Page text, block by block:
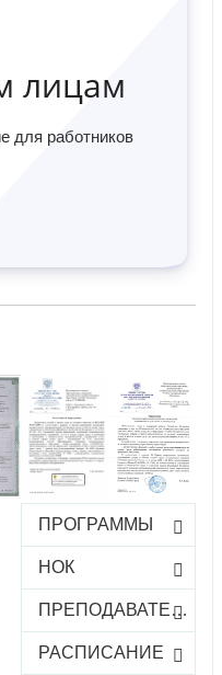
лицам
для работников
ПРОГРАММЫ
НОК
ПРЕПОДАВАТЕЛИ
РАСПИСАНИЕ